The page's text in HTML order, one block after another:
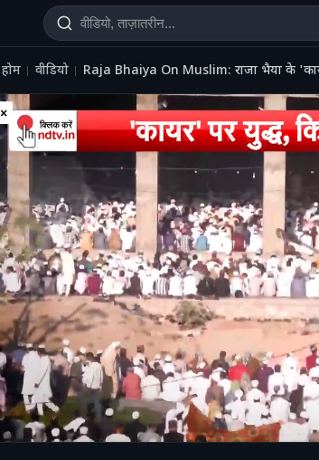
होम वीडियो Raja Bhaiya On Muslim: राजा भैया के